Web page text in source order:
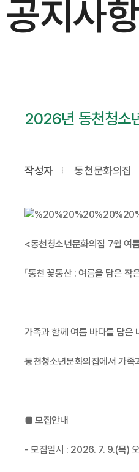
공지사
2026년 동천청소
작성자 동천문화의집
<동천청소년문화의집 7월 여
「동천 꽃동산 : 여름을 담은 작
가족과 함께 여름 바다를 담은
동천청소년문화의집에서 가
■ 모집안내
- 모집일시 : 2026. 7. 9.(목)